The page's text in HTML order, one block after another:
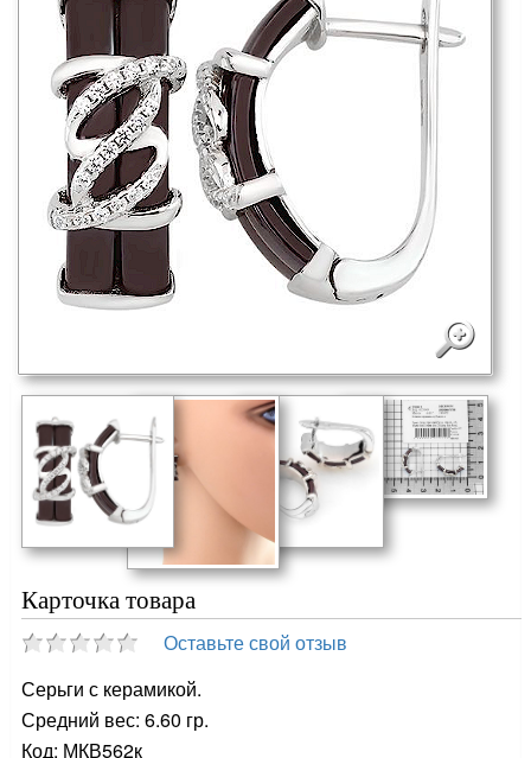
Карточка товара
Оставьте свой отзыв
Серьги с керамикой.
Средний вес: 6.60 гр.
Код: МКВ562к